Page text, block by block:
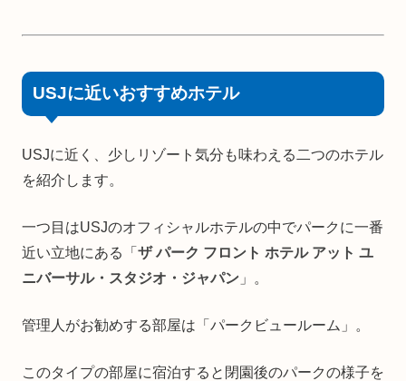
USJに近いおすすめホテル
USJに近く、少しリゾート気分も味わえる二つのホテル
を紹介します。
一つ目はUSJのオフィシャルホテルの中でパークに一番
近い立地にある「 ザ パーク フロント ホテル アット ユ
ニバーサル・スタジオ・ジャパン 」。
管理人がお勧めする部屋は「パークビュールーム」。
このタイプの部屋に宿泊すると閉園後のパークの様子を